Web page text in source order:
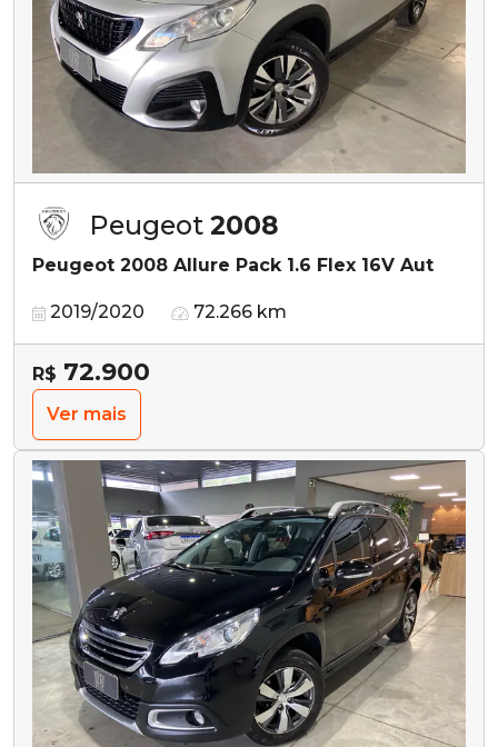
Peugeot 2008
Peugeot 2008 Allure Pack 1.6 Flex 16V Aut
2019/2020 72.266 km
R$ 72.900
Ver mais